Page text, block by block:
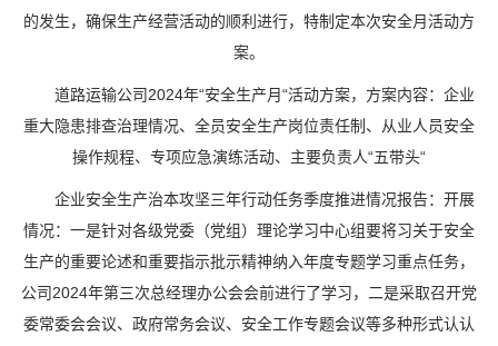
的发生，确保生产经营活动的顺利进行，特制定本次安全月活动方
案。
道路运输公司2024年“安全生产月“活动方案，方案内容：企业
重大隐患排查治理情况、全员安全生产岗位责任制、从业人员安全
操作规程、专项应急演练活动、主要负责人“五带头“
企业安全生产治本攻坚三年行动任务季度推进情况报告：开展
情况：一是针对各级党委（党组）理论学习中心组要将习关于安全
生产的重要论述和重要指示批示精神纳入年度专题学习重点任务，
公司2024年第三次总经理办公会会前进行了学习，二是采取召开党
委常委会会议、政府常务会议、安全工作专题会议等多种形式认认